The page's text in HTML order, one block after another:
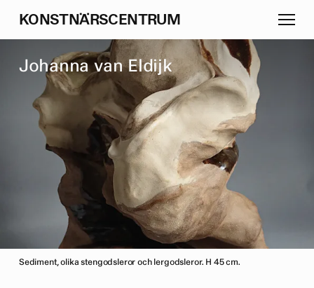
KONSTNÄRSCENTRUM
Johanna van Eldijk
Sediment, olika stengodsleror och lergodsleror. H 45 cm.